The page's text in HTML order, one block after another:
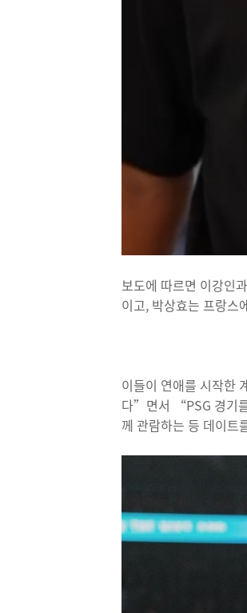
보도에 따르면 이강인
이고, 박상효는 프랑스
이들이 연애를 시작한
다”면서 “PSG 경기
께 관람하는 등 데이트